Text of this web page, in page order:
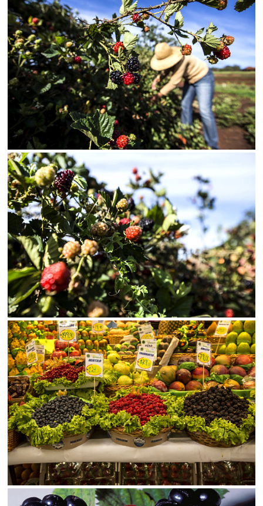
SALVAR